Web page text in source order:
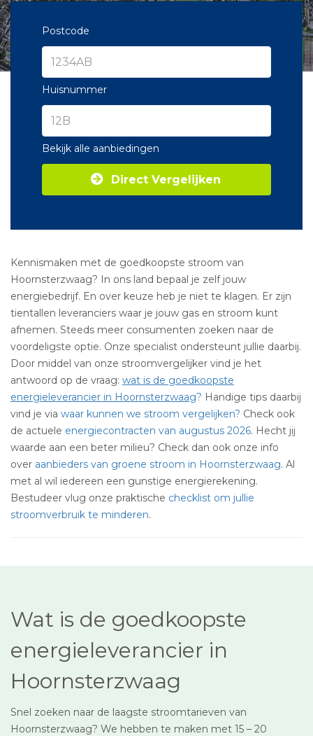
Postcode
Huisnummer
Bekijk alle aanbiedingen
Direct Vergelijken
Kennismaken met de goedkoopste stroom van
Hoornsterzwaag? In ons land bepaal je zelf jouw
energiebedrijf. En over keuze heb je niet te klagen. Er zijn
tientallen leveranciers waar je jouw gas en stroom kunt
afnemen. Steeds meer consumenten zoeken naar de
voordeligste optie. Onze specialist ondersteunt jullie daarbij.
Door middel van onze stroomvergelijker vind je het
antwoord op de vraag: wat is de goedkoopste
energieleverancier in Hoornsterzwaag? Handige tips daarbij
vind je via waar kunnen we stroom vergelijken? Check ook
de actuele energiecontracten van augustus 2026. Hecht jij
waarde aan een beter milieu? Check dan ook onze info
over aanbieders van groene stroom in Hoornsterzwaag. Al
met al wil iedereen een gunstige energierekening.
Bestudeer vlug onze praktische checklist om jullie
stroomverbruik te minderen.
Wat is de goedkoopste
energieleverancier in
Hoornsterzwaag
Snel zoeken naar de laagste stroomtarieven van
Hoornsterzwaag? We hebben te maken met 15 – 20